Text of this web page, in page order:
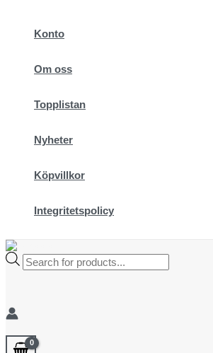
innehållKonto
Om oss
Topplistan
Nyheter
Köpvillkor
Integritetspolicy
Products
search